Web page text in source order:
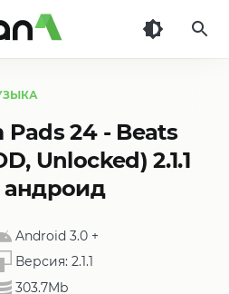
Pads 24 - Beats
Unlocked) 2.1.1
андроид
Android 3.0 +
Версия: 2.1.1
303.7Mb